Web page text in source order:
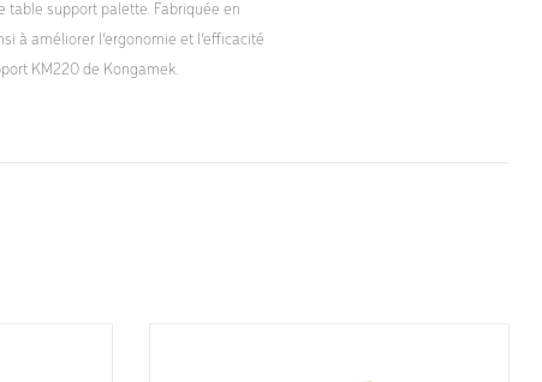
table support palette. Fabriquée en
à améliorer l’ergonomie et l’efficacité
KM220 de Kongamek.